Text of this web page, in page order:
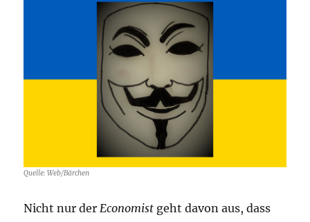
Quelle: Web/Bärchen
Nicht nur der Economist geht davon aus, dass